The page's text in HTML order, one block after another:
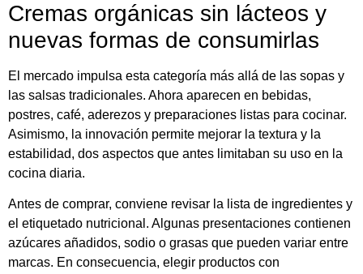
Cremas orgánicas sin lácteos y
nuevas formas de consumirlas
El mercado impulsa esta categoría más allá de las sopas y
las salsas tradicionales. Ahora aparecen en bebidas,
postres, café, aderezos y preparaciones listas para cocinar.
Asimismo, la innovación permite mejorar la textura y la
estabilidad, dos aspectos que antes limitaban su uso en la
cocina diaria.
Antes de comprar, conviene revisar la lista de ingredientes y
el etiquetado nutricional. Algunas presentaciones contienen
azúcares añadidos, sodio o grasas que pueden variar entre
marcas. En consecuencia, elegir productos con